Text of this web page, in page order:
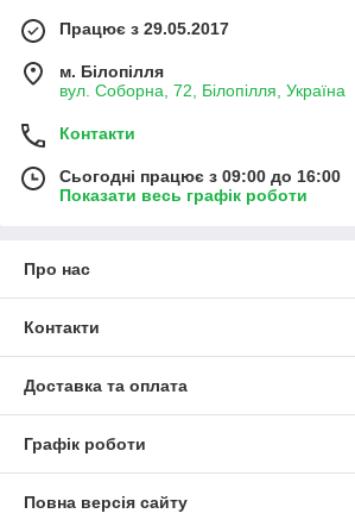
Працює з 29.05.2017
м. Білопілля
вул. Соборна, 72, Білопілля, Україна
Контакти
Сьогодні працює з 09:00 до 16:00
Показати весь графік роботи
Про нас
Контакти
Доставка та оплата
Графік роботи
Повна версія сайту